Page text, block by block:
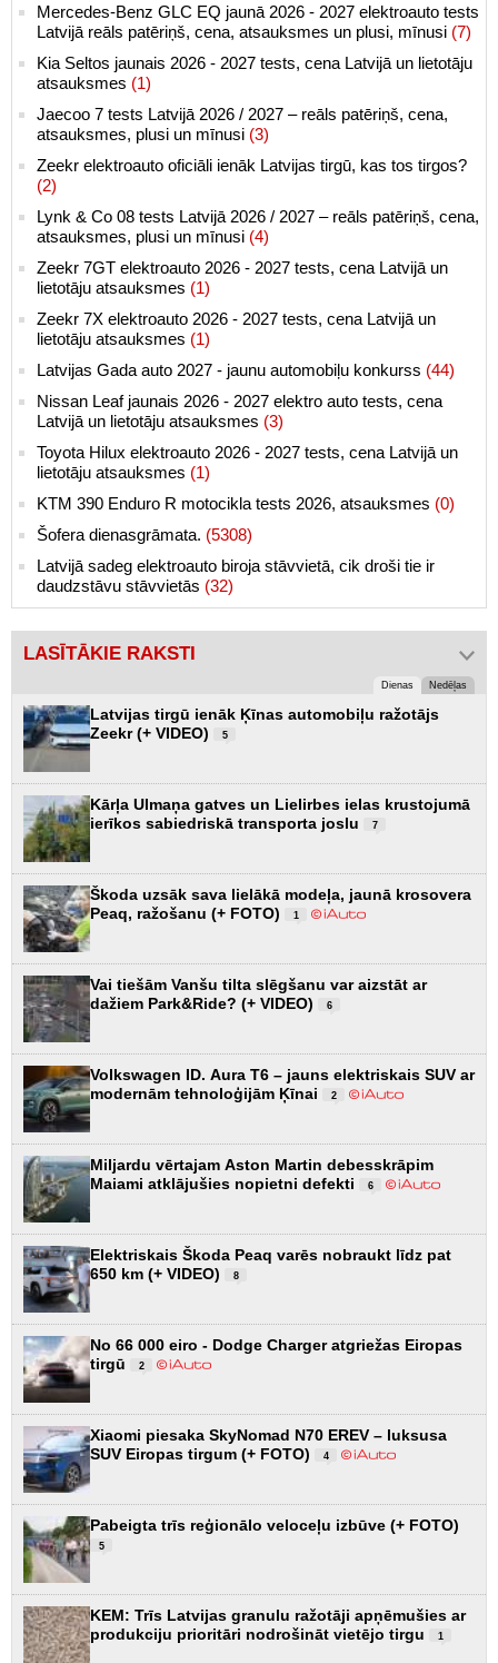
Mercedes-Benz GLC EQ jaunā 2026 - 2027 elektroauto tests
Latvijā reāls patēriņš, cena, atsauksmes un plusi, mīnusi (7)
Kia Seltos jaunais 2026 - 2027 tests, cena Latvijā un lietotāju
atsauksmes (1)
Jaecoo 7 tests Latvijā 2026 / 2027 – reāls patēriņš, cena,
atsauksmes, plusi un mīnusi (3)
Zeekr elektroauto oficiāli ienāk Latvijas tirgū, kas tos tirgos?
(2)
Lynk & Co 08 tests Latvijā 2026 / 2027 – reāls patēriņš, cena,
atsauksmes, plusi un mīnusi (4)
Zeekr 7GT elektroauto 2026 - 2027 tests, cena Latvijā un
lietotāju atsauksmes (1)
Zeekr 7X elektroauto 2026 - 2027 tests, cena Latvijā un
lietotāju atsauksmes (1)
Latvijas Gada auto 2027 - jaunu automobiļu konkurss (44)
Nissan Leaf jaunais 2026 - 2027 elektro auto tests, cena
Latvijā un lietotāju atsauksmes (3)
Toyota Hilux elektroauto 2026 - 2027 tests, cena Latvijā un
lietotāju atsauksmes (1)
KTM 390 Enduro R motocikla tests 2026, atsauksmes (0)
Šofera dienasgrāmata. (5308)
Latvijā sadeg elektroauto biroja stāvvietā, cik droši tie ir
daudzstāvu stāvvietās (32)
LASĪTĀKIE RAKSTI
Dienas Nedēļas
Latvijas tirgū ienāk Ķīnas automobiļu ražotājs
Zeekr (+ VIDEO)
5
Kārļa Ulmaņa gatves un Lielirbes ielas krustojumā
ierīkos sabiedriskā transporta joslu
7
Škoda uzsāk sava lielākā modeļa, jaunā krosovera
Peaq, ražošanu (+ FOTO)
1
Vai tiešām Vanšu tilta slēgšanu var aizstāt ar
dažiem Park&Ride? (+ VIDEO)
6
Volkswagen ID. Aura T6 – jauns elektriskais SUV ar
modernām tehnoloģijām Ķīnai
2
Miljardu vērtajam Aston Martin debesskrāpim
Maiami atklājušies nopietni defekti
6
Elektriskais Škoda Peaq varēs nobraukt līdz pat
650 km (+ VIDEO)
8
No 66 000 eiro - Dodge Charger atgriežas Eiropas
tirgū
2
Xiaomi piesaka SkyNomad N70 EREV – luksusa
SUV Eiropas tirgum (+ FOTO)
4
Pabeigta trīs reģionālo veloceļu izbūve (+ FOTO)
5
KEM: Trīs Latvijas granulu ražotāji apņēmušies ar
produkciju prioritāri nodrošināt vietējo tirgu
1